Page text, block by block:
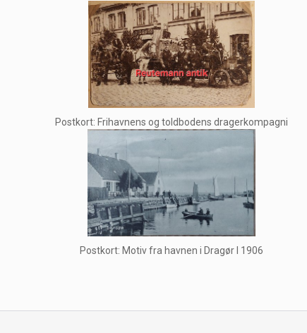
Postkort: Frihavnens og toldbodens dragerkompagni
Postkort: Motiv fra havnen i Dragør I 1906